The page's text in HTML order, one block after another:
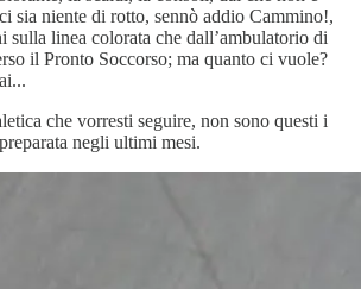
sia niente di rotto, sennò addio Cammino!,
sulla linea colorata che dall’ambulatorio di
il Pronto Soccorso; ma quanto ci vuole?
che vorresti seguire, non sono questi i
negli ultimi mesi.